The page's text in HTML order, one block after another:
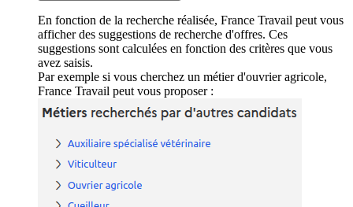
En fonction de la recherche réalisée, France Travail peut vous
afficher des suggestions de recherche d'offres. Ces
suggestions sont calculées en fonction des critères que vous
avez saisis.
Par exemple si vous cherchez un métier d'ouvrier agricole,
France Travail peut vous proposer :